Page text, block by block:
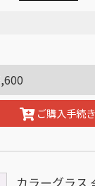
ご購入手続
カラーグラス